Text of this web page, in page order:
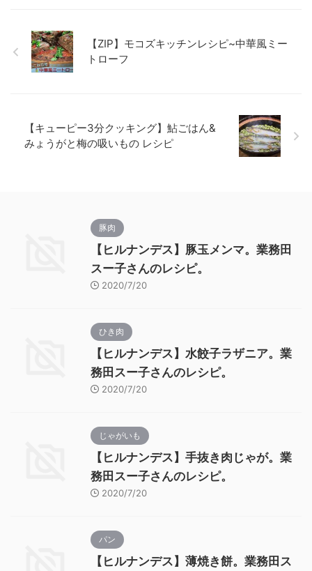
【ZIP】モコズキッチンレシピ~中華風ミー
トローフ
【キューピー3分クッキング】鮎ごはん&
みょうがと梅の吸いもの レシピ
豚肉
【ヒルナンデス】豚玉メンマ。業務田
スー子さんのレシピ。
2020/7/20
ひき肉
【ヒルナンデス】水餃子ラザニア。業
務田スー子さんのレシピ。
2020/7/20
じゃがいも
【ヒルナンデス】手抜き肉じゃが。業
務田スー子さんのレシピ。
2020/7/20
パン
【ヒルナンデス】薄焼き餅。業務田ス